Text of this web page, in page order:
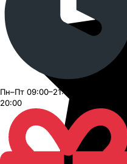
Пн–Пт 09:00–21:00, Сб–Вс 09:00–
20:00